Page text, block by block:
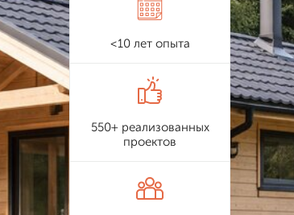
<10 лет опыта
550+ реализованных
проектов